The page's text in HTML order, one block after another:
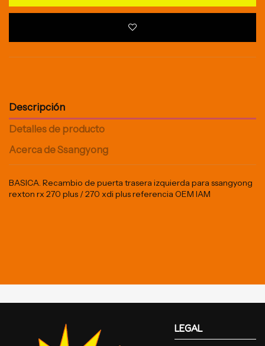
Descripción
Detalles de producto
Acerca de Ssangyong
BASICA. Recambio de puerta trasera izquierda para ssangyong
rexton rx 270 plus / 270 xdi plus referencia OEM IAM
LEGAL